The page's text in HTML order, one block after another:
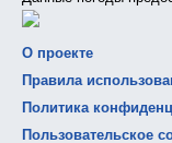
О проекте
Правила
Политика
Пользовательское